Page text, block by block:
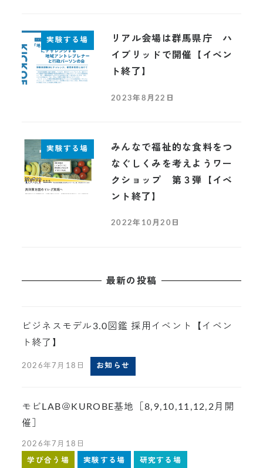
実験する場
リアル会場は群馬県庁 ハ
イブリッドで開催【イベン
ト終了】
2023年8月22日
実験する場
みんなで福祉的な食料をつ
なぐしくみを考えようワー
クショップ 第３弾【イベ
ント終了】
2022年10月20日
最新の投稿
ビジネスモデル3.0図鑑 採用イベント【イベン
ト終了】
2026年7月18日 お知らせ
モビLAB＠KUROBE基地［8,9,10,11,12,2月開
催］
2026年7月18日
学び合う場 実験する場 研究する場